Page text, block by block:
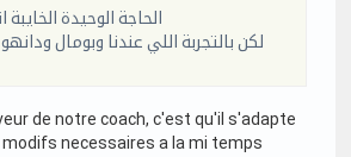
الحاجة الوحيدة الخايبة
لكن بالتجربة اللي عندنا وبومال
de notre coach, c'est qu'il s'adapte
necessaires a la mi temps